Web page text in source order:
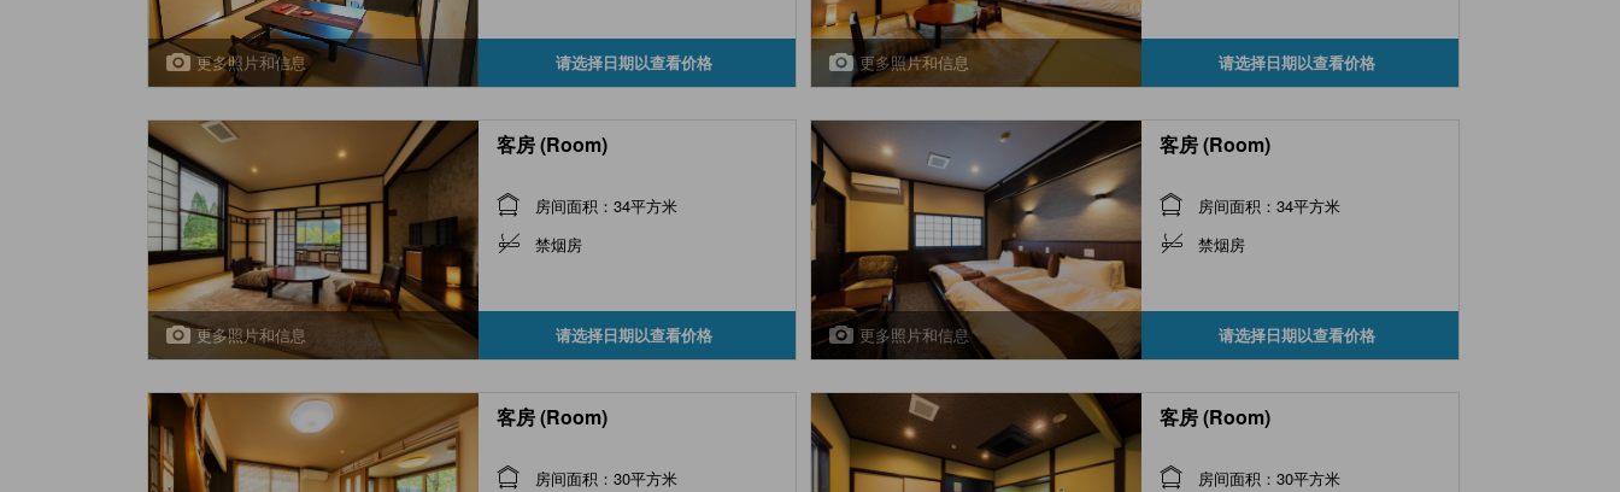
更多照片和信息 请选择日期以查看价格 更多照片和信息 请选择日期以查看价格
更多照片和信息
客房 (Room)
房间面积：34平方米
禁烟房
请选择日期以查看价格 更多照片和信息
客房 (Room)
房间面积：34平方米
禁烟房
请选择日期以查看价格
客房 (Room)
房间面积：30平方米
客房 (Room)
房间面积：30平方米